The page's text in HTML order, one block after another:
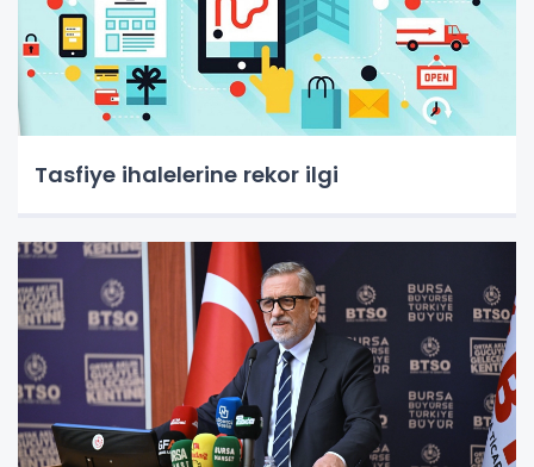
Tasfiye ihalelerine rekor ilgi